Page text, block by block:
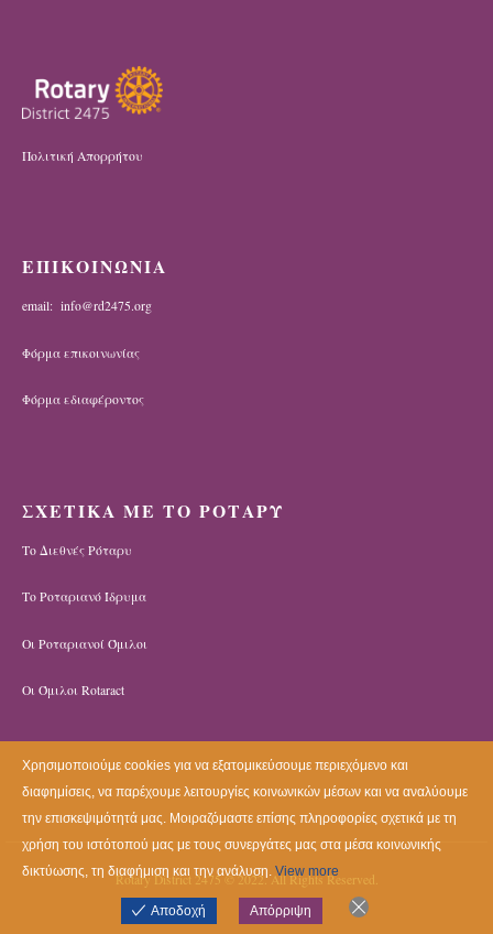
Πολιτική Απορρήτου
ΕΠΙΚΟΙΝΩΝΙΑ
email: info@rd2475.org
Φόρμα επικοινωνίας
Φόρμα εδιαφέροντος
ΣΧΕΤΙΚΑ ΜΕ ΤΟ ΡΟΤΑΡΥ
Το Διεθνές Ρόταρυ
Το Ροταριανό Ίδρυμα
Οι Ροταριανοί Όμιλοι
Οι Όμιλοι Rotaract
Rotary District 2475 © 2022. All Rights Reserved.
Χρησιμοποιούμε cookies για να εξατομικεύσουμε περιεχόμενο και
διαφημίσεις, να παρέχουμε λειτουργίες κοινωνικών μέσων και να αναλύουμε
την επισκεψιμότητά μας. Μοιραζόμαστε επίσης πληροφορίες σχετικά με τη
χρήση του ιστότοπού μας με τους συνεργάτες μας στα μέσα κοινωνικής
δικτύωσης, τη διαφήμιση και την ανάλυση. View more
Αποδοχή Απόρριψη